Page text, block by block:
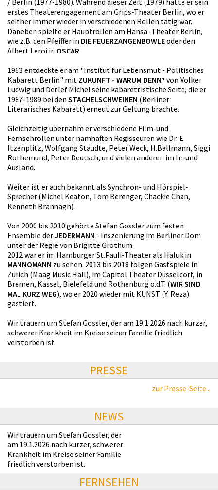
erstes Theaterengagement am Grips-Theater Berlin, wo er
seither immer wieder in verschiedenen Rollen tätig war.
Daneben spielte er Hauptrollen am Hansa -Theater Berlin,
wie z.B. den Pfeiffer in DIE FEUERZANGENBOWLEoder den
Albert Leroi in OSCAR.
1983 entdeckte er am "Institut für Lebensmut - Politisches
Kabarett Berlin" mit ZUKUNFT - WARUM DENN? von Volker
Ludwig und Detlef Michel seine kabarettistische Seite, die er
1987-1989 bei den STACHELSCHWEINEN (Berliner
Literarisches Kabarett) erneut zur Geltung brachte.
Gleichzeitig übernahm er verschiedene Film-und
Fernsehrollen unter namhaften Regisseuren wie Dr. E.
Itzenplitz, Wolfgang Staudte, Peter Weck, H.Ballmann, Siggi
Rothemund, Peter Deutsch, und vielen anderen im In-und
Ausland.
Weiter ist er auch bekannt als Synchron- und Hörspiel-
Sprecher (Michel Keaton, Tom Berenger, Chackie Chan,
Kenneth Brannagh).
Von 2000 bis 2010 gehörte Stefan Gossler zum festen
Ensemble derJEDERMANN - Inszenierung im Berliner Dom
unter der Regie von Brigitte Grothum.
2012 war er im Hamburger St.Pauli-Theater als Haluk in
MANNOMANN zu sehen. 2013 bis 2018 folgen Gastspiele in
Zürich (Maag Music Hall), im Capitol Theater Düsseldorf, in
Bremen, Kassel, Bielefeld und Rothenburg o.d.T. (WIR SIND
MAL KURZ WEG), wo er 2020 wieder mit KUNST (Y. Reza)
gastiert.
Wir trauern um Stefan Gossler, der am 19.1.2026 nach kurzer,
schwerer Krankheit im Kreise seiner Familie friedlich
verstorben ist.
PRESSE
zur Presse-Seite...
NEWS
Wir trauern um Stefan Gossler, der
am 19.1.2026 nach kurzer, schwerer
Krankheit im Kreise seiner Familie
friedlich verstorben ist.
FERNSEHEN